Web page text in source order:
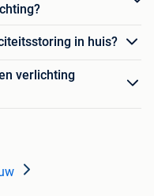
in huis?
verlichting